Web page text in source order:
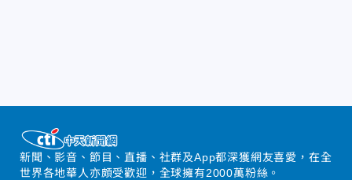
新聞、影音、節目、直播、社群及App都深獲網友喜愛，在全
世界各地華人亦頗受歡迎，全球擁有2000萬粉絲。